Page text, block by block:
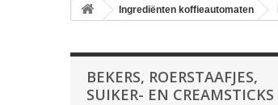
Ingrediënten koffieautomaten
BEKERS, ROERSTAAFJES,
SUIKER- EN CREAMSTICKS